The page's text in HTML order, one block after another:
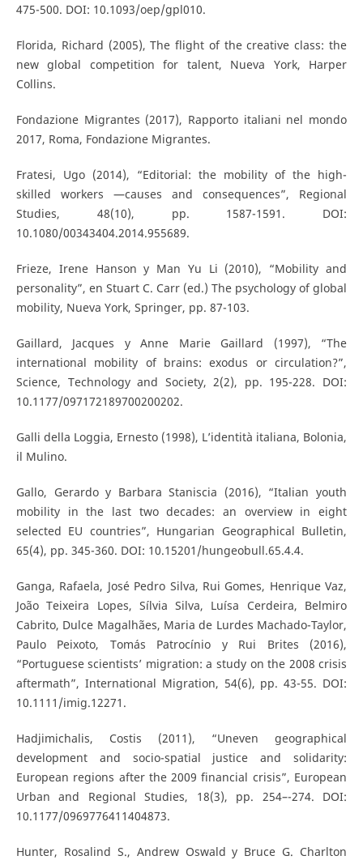
475-500. DOI: 10.1093/oep/gpl010.
Florida, Richard (2005), The flight of the creative class: the
new global competition for talent, Nueva York, Harper
Collins.
Fondazione Migrantes (2017), Rapporto italiani nel mondo
2017, Roma, Fondazione Migrantes.
Fratesi, Ugo (2014), “Editorial: the mobility of the high-
skilled workers —causes and consequences”, Regional
Studies, 48(10), pp. 1587-1591. DOI:
10.1080/00343404.2014.955689.
Frieze, Irene Hanson y Man Yu Li (2010), “Mobility and
personality”, en Stuart C. Carr (ed.) The psychology of global
mobility, Nueva York, Springer, pp. 87-103.
Gaillard, Jacques y Anne Marie Gaillard (1997), “The
international mobility of brains: exodus or circulation?”,
Science, Technology and Society, 2(2), pp. 195-228. DOI:
10.1177/097172189700200202.
Galli della Loggia, Ernesto (1998), L’identità italiana, Bolonia,
il Mulino.
Gallo, Gerardo y Barbara Staniscia (2016), “Italian youth
mobility in the last two decades: an overview in eight
selected EU countries”, Hungarian Geographical Bulletin,
65(4), pp. 345-360. DOI: 10.15201/hungeobull.65.4.4.
Ganga, Rafaela, José Pedro Silva, Rui Gomes, Henrique Vaz,
João Teixeira Lopes, Sílvia Silva, Luísa Cerdeira, Belmiro
Cabrito, Dulce Magalhães, Maria de Lurdes Machado-Taylor,
Paulo Peixoto, Tomás Patrocínio y Rui Brites (2016),
“Portuguese scientists’ migration: a study on the 2008 crisis
aftermath”, International Migration, 54(6), pp. 43-55. DOI:
10.1111/imig.12271.
Hadjimichalis, Costis (2011), “Uneven geographical
development and socio-spatial justice and solidarity:
European regions after the 2009 financial crisis”, European
Urban and Regional Studies, 18(3), pp. 254–-274. DOI:
10.1177/0969776411404873.
Hunter, Rosalind S., Andrew Oswald y Bruce G. Charlton